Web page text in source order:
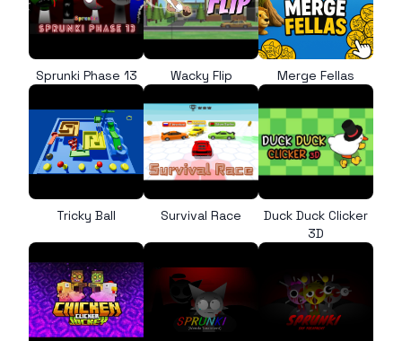
Sprunki Phase 13 Wacky Flip Merge Fellas
Tricky Ball Survival Race
Duck Duck Clicker
3D